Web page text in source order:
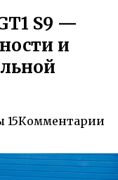
S9 —
и
15Комментарии